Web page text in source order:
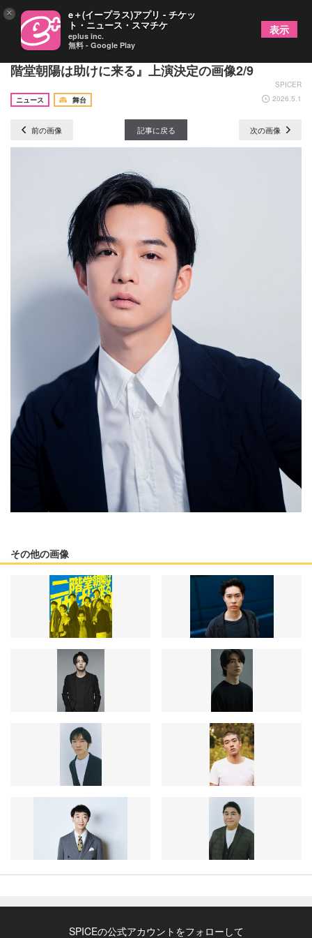
千葉雄大主演、モチロンプロデュース最新舞台『二
階堂朝陽は助けに来る』上演決定の画像2/9
SPICER
ニュース
舞台 2026.5.1
前の画像 記事に戻る 次の画像
その他の画像
SPICEの公式アカウントをフォローして
× e＋(イープラス)アプリ - チケッ
ト・ニュース・スマチケ
eplus inc.
無料 - Google Play
表示